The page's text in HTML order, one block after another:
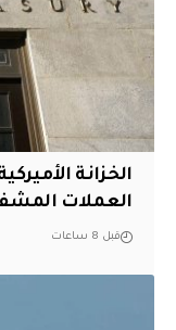
الخزانة
العملات
قبل 8 ساعات